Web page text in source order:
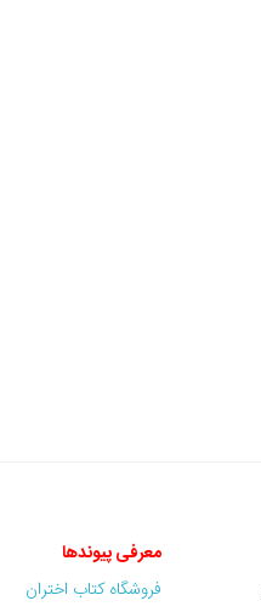
معرفی پیوندها
فروشگاه کتاب اختران